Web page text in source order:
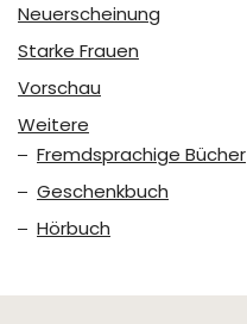
Neuerscheinung
Starke Frauen
Vorschau
Weitere
Fremdsprachige Bücher
Geschenkbuch
Hörbuch